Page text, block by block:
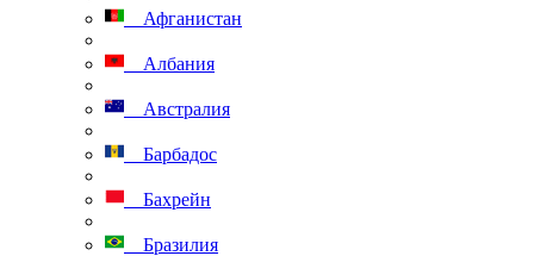
Афганистан
Албания
Австралия
Барбадос
Бахрейн
Бразилия